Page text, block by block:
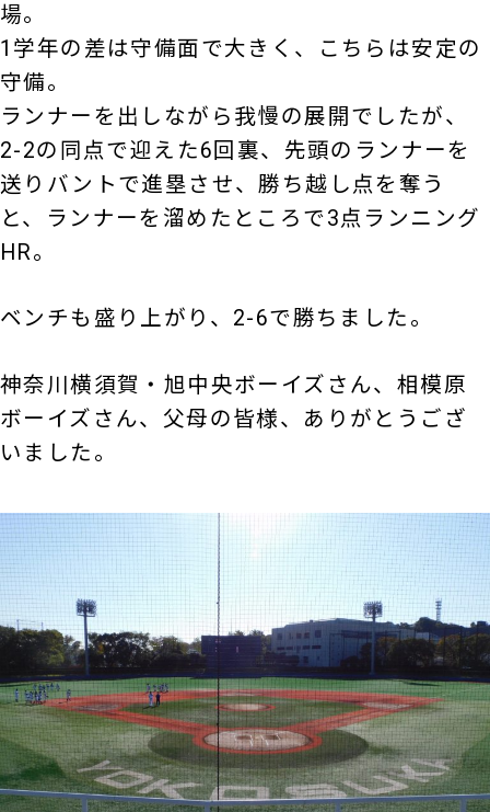
場。
1学年の差は守備面で大きく、こちらは安定の
守備。
ランナーを出しながら我慢の展開でしたが、
2-2の同点で迎えた6回裏、先頭のランナーを
送りバントで進塁させ、勝ち越し点を奪う
と、ランナーを溜めたところで3点ランニング
HR。
ベンチも盛り上がり、2-6で勝ちました。
神奈川横須賀・旭中央ボーイズさん、相模原
ボーイズさん、父母の皆様、ありがとうござ
いました。